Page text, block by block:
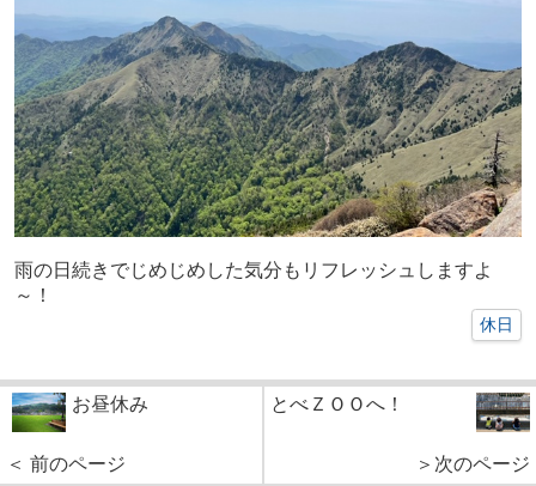
雨の日続きでじめじめした気分もリフレッシュしますよ
～！
休日
お昼休み
＜ 前のページ
とべＺＯＯへ！
＞次のページ